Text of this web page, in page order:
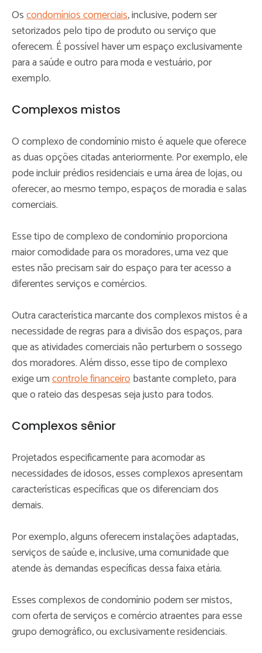
Oscondomínios comerciais, inclusive, podem ser
setorizados pelo tipo de produto ou serviço que
oferecem. É possível haver um espaço exclusivamente
para a saúde e outro para moda e vestuário, por
exemplo.
Complexos mistos
O complexo de condomínio misto é aquele que oferece
as duas opções citadas anteriormente. Por exemplo, ele
pode incluir prédios residenciais e uma área de lojas, ou
oferecer, ao mesmo tempo, espaços de moradia e salas
comerciais.
Esse tipo de complexo de condomínio proporciona
maior comodidade para os moradores, uma vez que
estes não precisam sair do espaço para ter acesso a
diferentes serviços e comércios.
Outra característica marcante dos complexos mistos é a
necessidade de regras para a divisão dos espaços, para
que as atividades comerciais não perturbem o sossego
dos moradores. Além disso, esse tipo de complexo
exige umcontrole financeirobastante completo, para
que o rateio das despesas seja justo para todos.
Complexos sênior
Projetados especificamente para acomodar as
necessidades de idosos, esses complexos apresentam
características específicas que os diferenciam dos
demais.
Por exemplo, alguns oferecem instalações adaptadas,
serviços de saúde e, inclusive, uma comunidade que
atende às demandas específicas dessa faixa etária.
Esses complexos de condomínio podem ser mistos,
com oferta de serviços e comércio atraentes para esse
grupo demográfico, ou exclusivamente residenciais.